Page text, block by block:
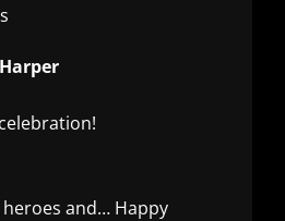
heroes and… Happy